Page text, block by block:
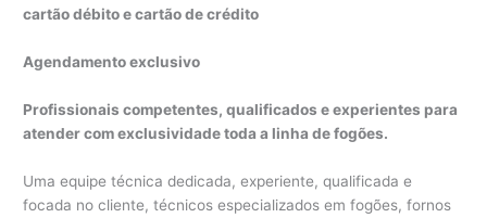
cartão débito e cartão de crédito
Agendamento exclusivo
Profissionais competentes, qualificados e experientes para
atender com exclusividade toda a linha de fogões.
Uma equipe técnica dedicada, experiente, qualificada e
focada no cliente, técnicos especializados em fogões, fornos